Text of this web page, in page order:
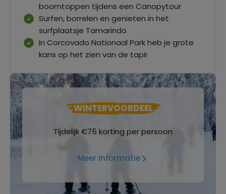
boomtoppen tijdens een Canopytour
Surfen, borrelen en genieten in het
surfplaatsje Tamarindo
In Corcovado Nationaal Park heb je grote
kans op het zien van de tapir
WINTERVOORDEEL
Tijdelijk €75 korting per persoon
Meer informatie